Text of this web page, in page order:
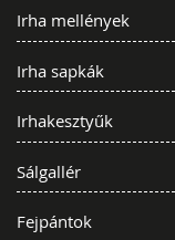
Irha mellények
Irha sapkák
Irhakesztyűk
Sálgallér
Fejpántok